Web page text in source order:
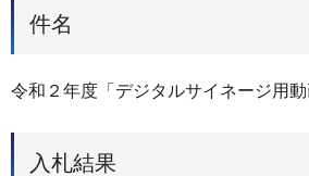
件名
令和２年度「デジタルサイネージ用動
入札結果